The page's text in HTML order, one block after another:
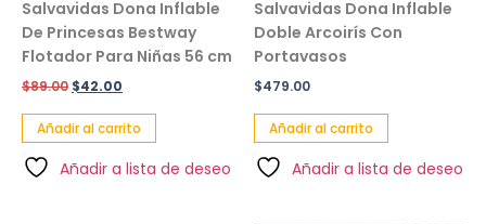
Salvavidas Dona Inflable
De Princesas Bestway
Flotador Para Niñas 56 cm
$89.00 $42.00
Añadir al carrito
Añadir a lista de deseo
Salvavidas Dona Inflable
Doble Arcoirís Con
Portavasos
$479.00
Añadir al carrito
Añadir a lista de deseo